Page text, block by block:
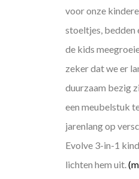
voor onze
stoeltjes, bedden
de kids
zeker dat we er
duurzaam bezig
een meubelstuk
jarenlang op
Evolve 3-in-1
lichten hem uit.